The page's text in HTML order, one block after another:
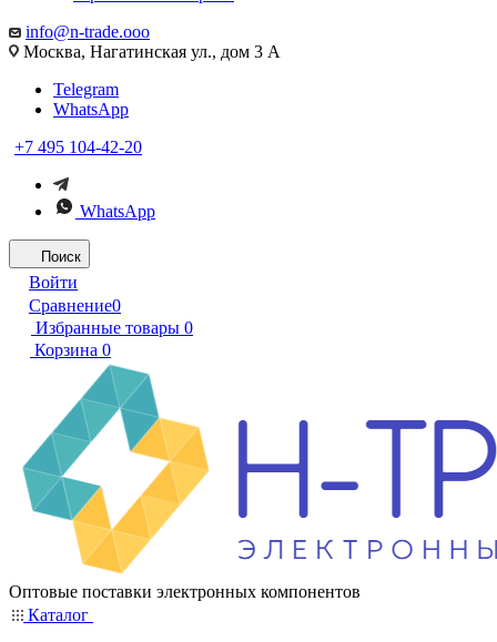
info@n-trade.ooo
Москва, Нагатинская ул., дом 3 А
Telegram
WhatsApp
+7 495 104-42-20
WhatsApp
Поиск
Войти
Сравнение0
Избранные товары 0
Корзина 0
Оптовые поставки электронных компонентов
Каталог